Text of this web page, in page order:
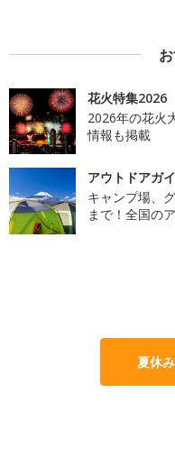
花火特集2026
2026年の花火
情報も掲載
アウトドアガ
キャンプ場、
まで！全国の
夏休